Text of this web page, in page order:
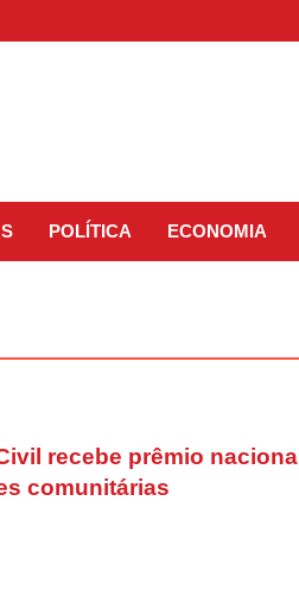
POLÍTICA ECONOMIA
recebe prêmio nacional
comunitárias